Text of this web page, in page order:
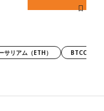
サリアム（ETH） BTCC